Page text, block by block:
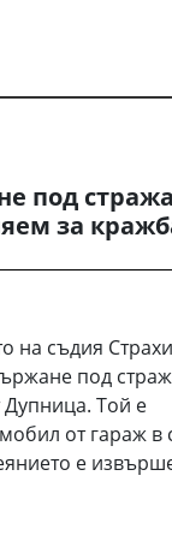
под
за
на съдия
под
Той е
от гараж в
е